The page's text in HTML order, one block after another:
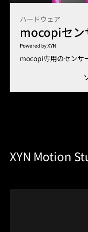
ハードウェア
mocopiセン
Powered by XYN
mocopi専用のセンサ
XYN Motion